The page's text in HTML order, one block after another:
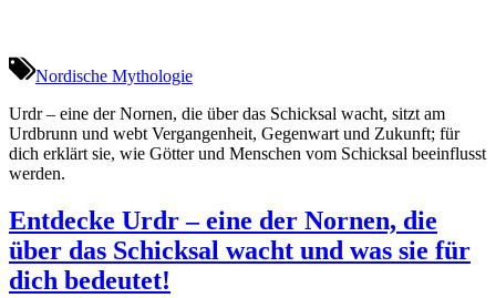
Nordische Mythologie
Urdr – eine der Nornen, die über das Schicksal wacht, sitzt am
Urdbrunn und webt Vergangenheit, Gegenwart und Zukunft; für
dich erklärt sie, wie Götter und Menschen vom Schicksal beeinflusst
werden.
Entdecke Urdr – eine der Nornen, die
über das Schicksal wacht und was sie für
dich bedeutet!